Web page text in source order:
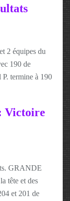
2 équipes du
190 de
termine à 190
Victoire
GRANDE
tête et des
et 201 de